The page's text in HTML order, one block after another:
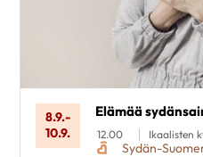
8.9.-
10.9.
Elämää
12.00 Ikaalisten
Sydän-